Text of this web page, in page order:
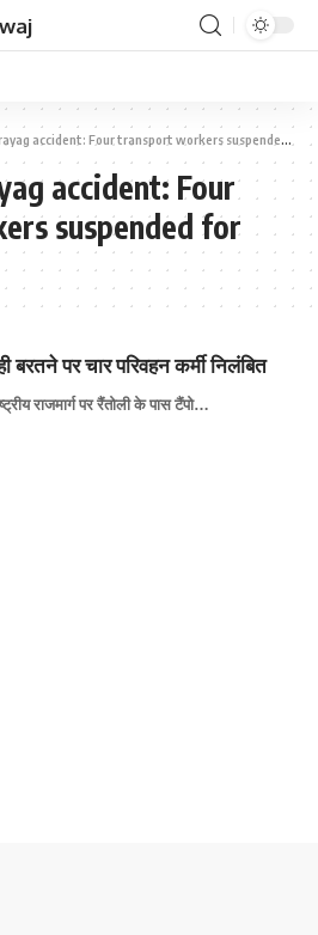
accident: Four transport workers suspended for negligence
accident: Four
suspended for
बरतने पर चार परिवहन कर्मी निलंबित
राजमार्ग पर रैंतोली के पास टैंपो…